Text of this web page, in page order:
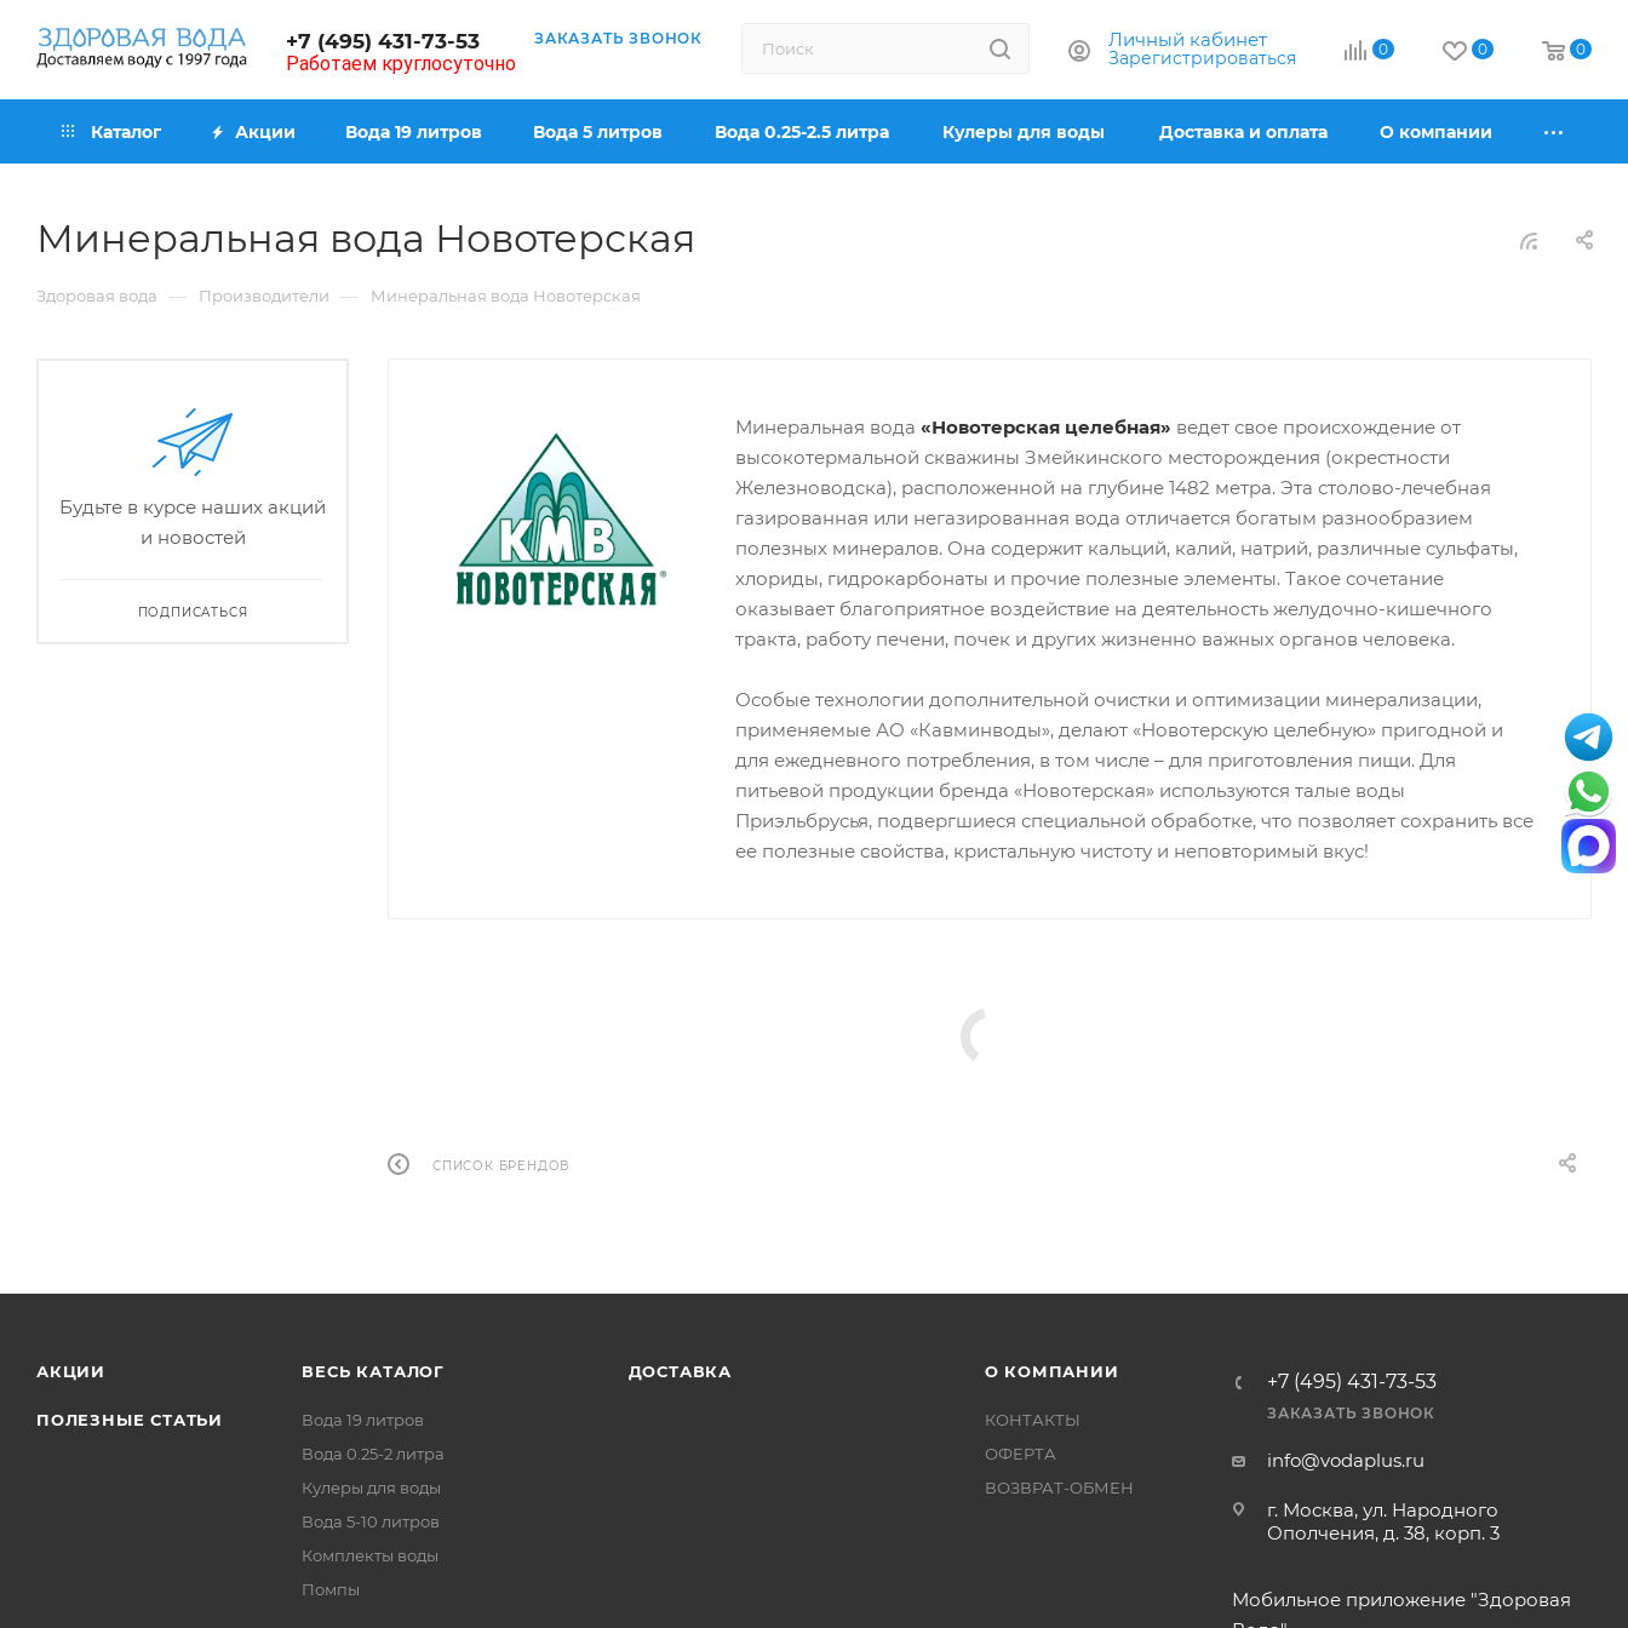
+7 (495) 431-73-53
Работаем круглосуточно
ЗАКАЗАТЬ ЗВОНОК Личный кабинет
Зарегистрироваться 0 0 0
Каталог Акции Вода 19 литров Вода 5 литров Вода 0.25-2.5 литра Кулеры для воды Доставка и оплата О компании
Минеральная вода Новотерская
Здоровая вода — Производители — Минеральная вода Новотерская
Минеральная вода «Новотерская целебная» ведет свое происхождение от
высокотермальной скважины Змейкинского месторождения (окрестности
Железноводска), расположенной на глубине 1482 метра. Эта столово-лечебная
газированная или негазированная вода отличается богатым разнообразием
полезных минералов. Она содержит кальций, калий, натрий, различные сульфаты,
хлориды, гидрокарбонаты и прочие полезные элементы. Такое сочетание
оказывает благоприятное воздействие на деятельность желудочно-кишечного
тракта, работу печени, почек и других жизненно важных органов человека.
Особые технологии дополнительной очистки и оптимизации минерализации,
применяемые АО «Кавминводы», делают «Новотерскую целебную» пригодной и
для ежедневного потребления, в том числе – для приготовления пищи. Для
питьевой продукции бренда «Новотерская» используются талые воды
Приэльбрусья, подвергшиеся специальной обработке, что позволяет сохранить все
ее полезные свойства, кристальную чистоту и неповторимый вкус!
СПИСОК БРЕНДОВ
Будьте в курсе наших акций
и новостей
ПОДПИСАТЬСЯ
АКЦИИ
ПОЛЕЗНЫЕ СТАТЬИ
ВЕСЬ КАТАЛОГ
Вода 19 литров
Вода 0.25-2 литра
Кулеры для воды
Вода 5-10 литров
Комплекты воды
Помпы
ДОСТАВКА О КОМПАНИИ
КОНТАКТЫ
ОФЕРТА
ВОЗВРАТ-ОБМЕН
+7 (495) 431-73-53
ЗАКАЗАТЬ ЗВОНОК
info@vodaplus.ru
г. Москва, ул. Народного
Ополчения, д. 38, корп. 3
Мобильное приложение "Здоровая